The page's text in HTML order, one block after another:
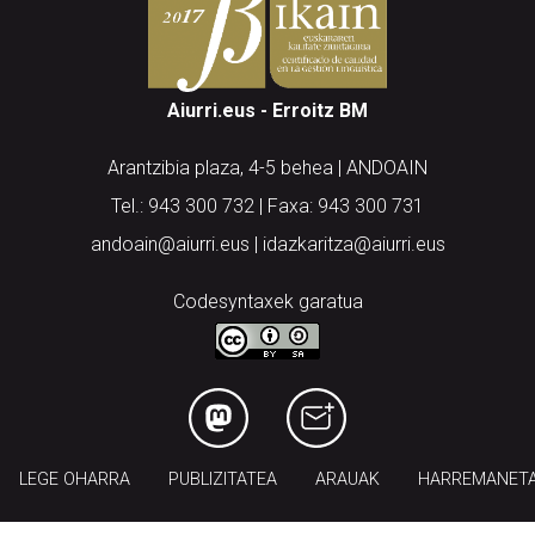
Aiurri.eus - Erroitz BM
Arantzibia plaza, 4-5 behea | ANDOAIN
Tel.: 943 300 732 | Faxa: 943 300 731
andoain@aiurri.eus | idazkaritza@aiurri.eus
Codesyntaxek garatua
LEGE OHARRA PUBLIZITATEA ARAUAK